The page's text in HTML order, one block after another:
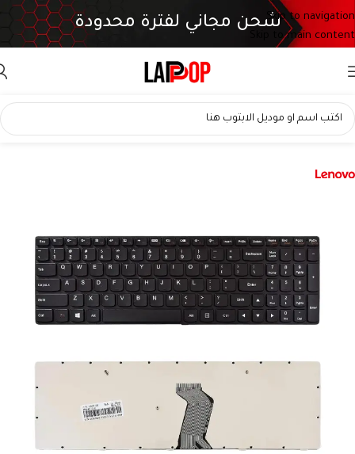
Skip to navigation
Skip to main content
شحن مجاني لفترة محدودة